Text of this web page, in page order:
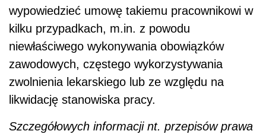
wypowiedzieć umowę takiemu pracownikowi w
kilku przypadkach, m.in. z powodu
niewłaściwego wykonywania obowiązków
zawodowych, częstego wykorzystywania
zwolnienia lekarskiego lub ze względu na
likwidację stanowiska pracy.
Szczegółowych informacji nt. przepisów prawa